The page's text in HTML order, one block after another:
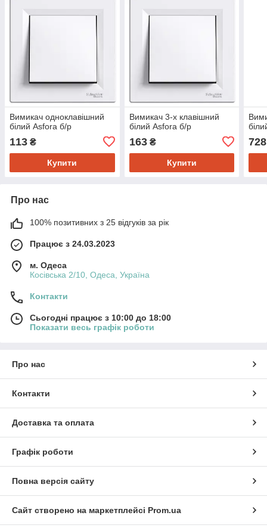
Вимикач одноклавішний
білий Asfora б/р
113 ₴
Купити
Вимикач 3-х клавішний
білий Asfora б/р
163₴
Купити
728
Про нас
100% позитивних з 25 відгуків за рік
Працює з 24.03.2023
м. Одеса
Косівська 2/10, Одеса, Україна
Контакти
Сьогодні працює з 10:00 до 18:00
Показати весь графік роботи
Про нас
Контакти
Доставка та оплата
Графік роботи
Повна версія сайту
Сайт створено на маркетплейсі Prom.ua